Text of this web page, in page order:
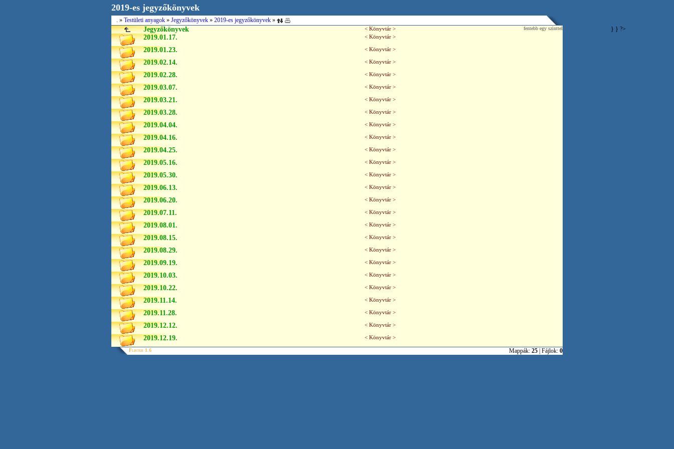
2019-es jegyzőkönyvek
. » Testületi anyagok » Jegyzőkönyvek » 2019-es jegyzőkönyvek »
Jegyzőkönyvek < Könyvtár > fentebb egy szinttel
2019.01.17. < Könyvtár >
2019.01.23. < Könyvtár >
2019.02.14. < Könyvtár >
2019.02.28. < Könyvtár >
2019.03.07. < Könyvtár >
2019.03.21. < Könyvtár >
2019.03.28. < Könyvtár >
2019.04.04. < Könyvtár >
2019.04.16. < Könyvtár >
2019.04.25. < Könyvtár >
2019.05.16. < Könyvtár >
2019.05.30. < Könyvtár >
2019.06.13. < Könyvtár >
2019.06.20. < Könyvtár >
2019.07.11. < Könyvtár >
2019.08.01. < Könyvtár >
2019.08.15. < Könyvtár >
2019.08.29. < Könyvtár >
2019.09.19. < Könyvtár >
2019.10.03. < Könyvtár >
2019.10.22. < Könyvtár >
2019.11.14. < Könyvtár >
2019.11.28. < Könyvtár >
2019.12.12. < Könyvtár >
2019.12.19. < Könyvtár >
Flister 1.6 Mappák: 25 | Fájlok: 0
} } ?>